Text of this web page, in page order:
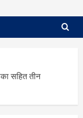
सहित तीन